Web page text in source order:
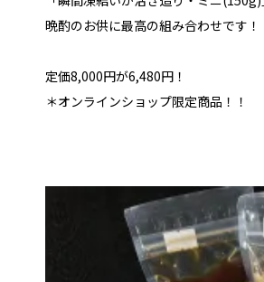
晩酌のお供に最高の組み合わせです！
定価8,000円が6,480円！
＊オンラインショップ限定商品！！